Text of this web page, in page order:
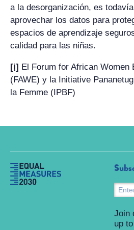
a la desorganización, es
aprovechar los datos para
espacios de aprendizaje
calidad para las niñas.
[i] El Forum for African Women
(FAWE) y la Initiative
la Femme (IPBF)
Join
up